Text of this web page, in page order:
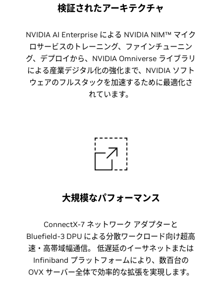
検証されたアーキテクチャ
NVIDIA AI Enterprise による NVIDIA NIM™ マイク
ロサービスのトレーニング、ファインチューニン
グ、デプロイから、NVIDIA Omniverse ライブラリ
による産業デジタル化の強化まで、NVIDIA ソフト
ウェアのフルスタックを加速するために最適化さ
れています。
大規模なパフォーマンス
ConnectX-7 ネットワーク アダプターと
Bluefield-3 DPU による分散ワークロード向け超高
速・高帯域幅通信。 低遅延のイーサネットまたは
Infiniband プラットフォームにより、数百台の
OVX サーバー全体で効率的な拡張を実現します。